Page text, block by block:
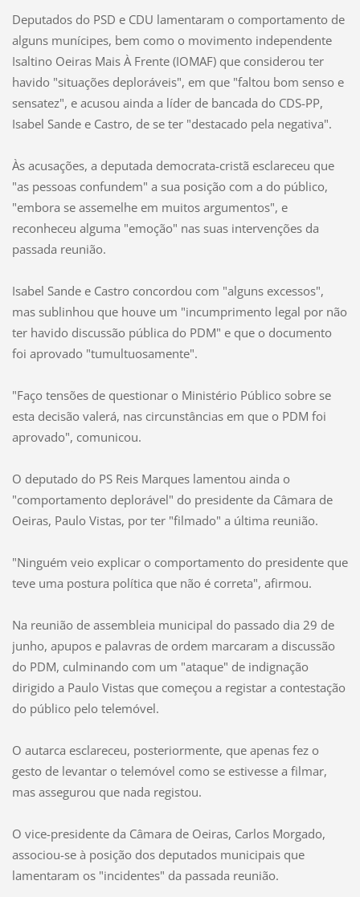
Deputados do PSD e CDU lamentaram o comportamento de
alguns munícipes, bem como o movimento independente
Isaltino Oeiras Mais À Frente (IOMAF) que considerou ter
havido "situações deploráveis", em que "faltou bom senso e
sensatez", e acusou ainda a líder de bancada do CDS-PP,
Isabel Sande e Castro, de se ter "destacado pela negativa".
Às acusações, a deputada democrata-cristã esclareceu que
"as pessoas confundem" a sua posição com a do público,
"embora se assemelhe em muitos argumentos", e
reconheceu alguma "emoção" nas suas intervenções da
passada reunião.
Isabel Sande e Castro concordou com "alguns excessos",
mas sublinhou que houve um "incumprimento legal por não
ter havido discussão pública do PDM" e que o documento
foi aprovado "tumultuosamente".
"Faço tensões de questionar o Ministério Público sobre se
esta decisão valerá, nas circunstâncias em que o PDM foi
aprovado", comunicou.
O deputado do PS Reis Marques lamentou ainda o
"comportamento deplorável" do presidente da Câmara de
Oeiras, Paulo Vistas, por ter "filmado" a última reunião.
"Ninguém veio explicar o comportamento do presidente que
teve uma postura política que não é correta", afirmou.
Na reunião de assembleia municipal do passado dia 29 de
junho, apupos e palavras de ordem marcaram a discussão
do PDM, culminando com um "ataque" de indignação
dirigido a Paulo Vistas que começou a registar a contestação
do público pelo telemóvel.
O autarca esclareceu, posteriormente, que apenas fez o
gesto de levantar o telemóvel como se estivesse a filmar,
mas assegurou que nada registou.
O vice-presidente da Câmara de Oeiras, Carlos Morgado,
associou-se à posição dos deputados municipais que
lamentaram os "incidentes" da passada reunião.